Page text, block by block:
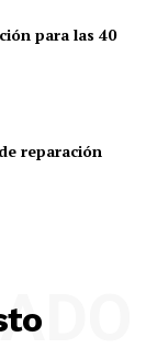
para las 40
reparación